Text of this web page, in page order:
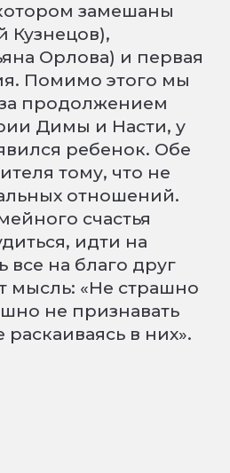
замешаны
Орлова) и первая
Помимо этого мы
продолжением
Димы и Насти, у
ребенок. Обе
тому, что не
отношений.
счастья
идти на
все на благо друг
мысль: «Не страшно
не признавать
в них».